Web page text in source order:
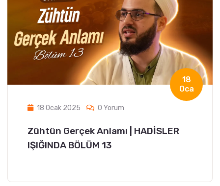
18
Oca
18 Ocak 2025 0 Yorum
Zühtün Gerçek Anlamı | HADİSLER
IŞIĞINDA BÖLÜM 13